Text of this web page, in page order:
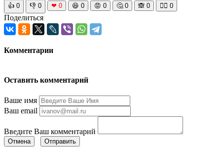
👍 0 👎 0 ❤ 0 😆 0 😡 0 🤔 0 🙈 0 🧘‍♀️ 0
Поделиться
Комментарии
Оставить комментарий
Ваше имя
Ваш email
Введите Ваш комментарий
Отмена Отправить